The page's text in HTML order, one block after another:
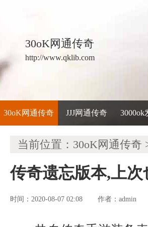
30oK网通传奇
http://www.qklib.com
30oK网通传奇 JJJ网通传奇 3000ok
当前位置： 30oK网通传奇
传奇遗忘版本,上
时间：2020-08-07 02:08 作者： admin